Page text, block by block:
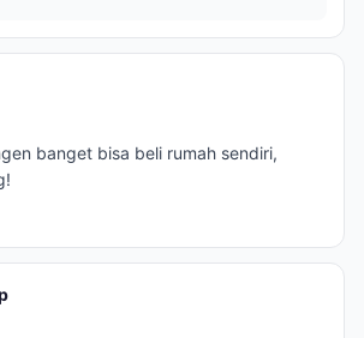
banget bisa beli rumah sendiri,